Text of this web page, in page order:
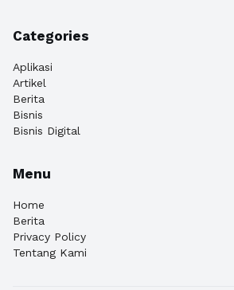
Categories
Aplikasi
Artikel
Berita
Bisnis
Bisnis Digital
Menu
Home
Berita
Privacy Policy
Tentang Kami